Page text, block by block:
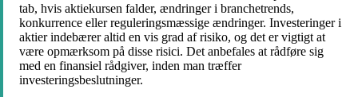
tab, hvis aktiekursen falder, ændringer i branchetrends,
konkurrence eller reguleringsmæssige ændringer. Investeringer i
aktier indebærer altid en vis grad af risiko, og det er vigtigt at
være opmærksom på disse risici. Det anbefales at rådføre sig
med en finansiel rådgiver, inden man træffer
investeringsbeslutninger.